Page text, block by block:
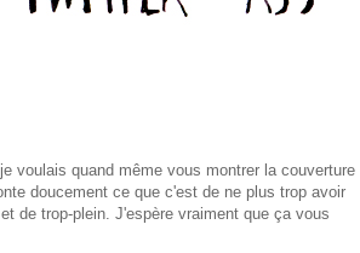
voulais quand même vous montrer la couverture
doucement ce que c'est de ne plus trop avoir
de trop-plein. J'espère vraiment que ça vous